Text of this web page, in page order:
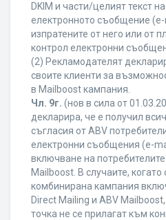
DKIM и части/целият текст
електронното съобщение (e-
изпратените от него или от
контрол електронни
(2) Рекламодателят
своите клиенти за
в Mailboost кампания.
Чл. 9г. (нов в сила от
декларира, че е получил
съгласия от ABV
електронни съобщения (e-
включване на
Mailboost. В случаите,
комбинирана кампания
Direct Mailing и ABV
точка не се прилагат към